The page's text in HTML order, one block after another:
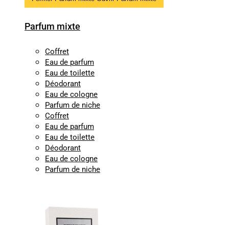
Parfum mixte
Coffret
Eau de parfum
Eau de toilette
Déodorant
Eau de cologne
Parfum de niche
Coffret
Eau de parfum
Eau de toilette
Déodorant
Eau de cologne
Parfum de niche